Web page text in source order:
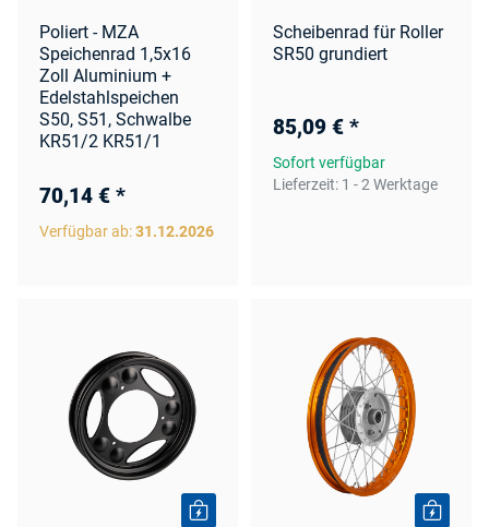
Poliert - MZA
Speichenrad 1,5x16
Zoll Aluminium +
Edelstahlspeichen
S50, S51, Schwalbe
KR51/2 KR51/1
70,14 € *
Verfügbar ab:31.12.2026
Scheibenrad für Roller
SR50 grundiert
85,09 € *
Sofort verfügbar
Lieferzeit: 1 - 2 Werktage